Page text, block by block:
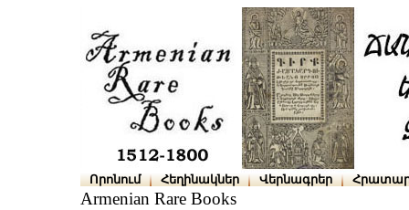
Որոնում Հեղինակներ Վերնագրեր
Armenian Rare Books